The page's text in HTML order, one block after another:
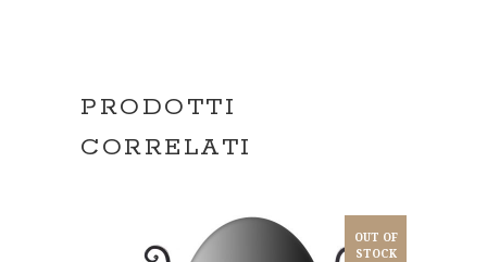
PRODOTTI
CORRELATI
OUT OF
STOCK